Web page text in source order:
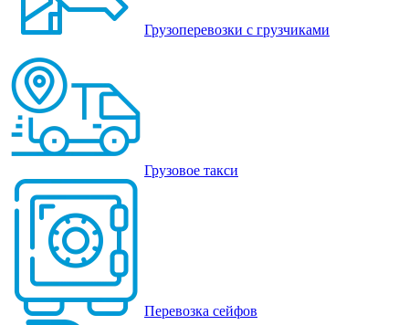
Грузоперевозки с грузчиками
Грузовое такси
Перевозка сейфов